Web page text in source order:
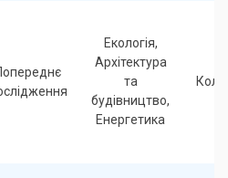
Екологія,
Архітектура
та
будівництво,
Енергетика